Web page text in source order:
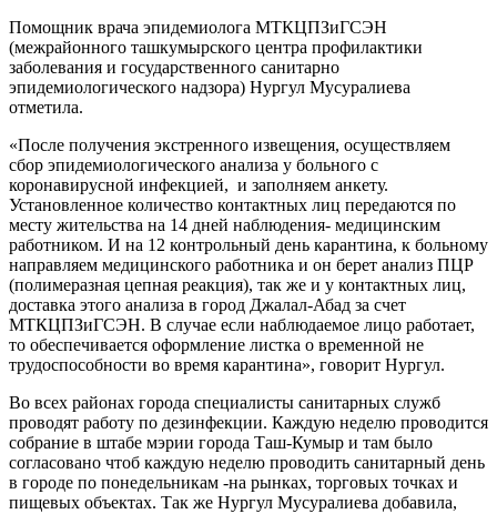
Помощник врача эпидемиолога МТКЦПЗиГСЭН
(межрайонного ташкумырского центра профилактики
заболевания и государственного санитарно
эпидемиологического надзора) Нургул Мусуралиева
отметила.
«После получения экстренного извещения, осуществляем
сбор эпидемиологического анализа у больного с
коронавирусной инфекцией, и заполняем анкету.
Установленное количество контактных лиц передаются по
месту жительства на 14 дней наблюдения- медицинским
работником. И на 12 контрольный день карантина, к больному
направляем медицинского работника и он берет анализ ПЦР
(полимеразная цепная реакция), так же и у контактных лиц,
доставка этого анализа в город Джалал-Абад за счет
МТКЦПЗиГСЭН. В случае если наблюдаемое лицо работает,
то обеспечивается оформление листка о временной не
трудоспособности во время карантина», говорит Нургул.
Во всех районах города специалисты санитарных служб
проводят работу по дезинфекции. Каждую неделю проводится
собрание в штабе мэрии города Таш-Кумыр и там было
согласовано чтоб каждую неделю проводить санитарный день
в городе по понедельникам -на рынках, торговых точках и
пищевых объектах. Так же Нургул Мусуралиева добавила,